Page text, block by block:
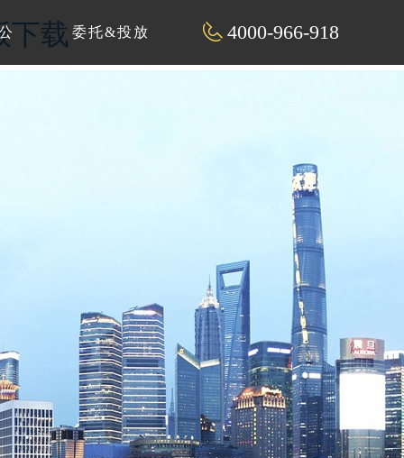
下载 4000-966-918
委托&投放